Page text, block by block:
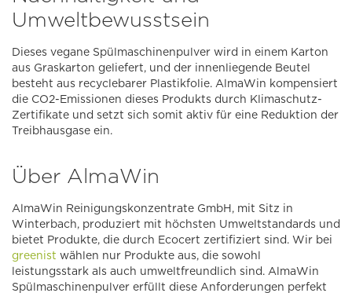
Umweltbewusstsein
Dieses vegane Spülmaschinenpulver wird in einem Karton
aus Graskarton geliefert, und der innenliegende Beutel
besteht aus recyclebarer Plastikfolie. AlmaWin kompensiert
die CO2-Emissionen dieses Produkts durch Klimaschutz-
Zertifikate und setzt sich somit aktiv für eine Reduktion der
Treibhausgase ein.
Über AlmaWin
AlmaWin Reinigungskonzentrate GmbH, mit Sitz in
Winterbach, produziert mit höchsten Umweltstandards und
bietet Produkte, die durch Ecocert zertifiziert sind. Wir bei
greenist wählen nur Produkte aus, die sowohl
leistungsstark als auch umweltfreundlich sind. AlmaWin
Spülmaschinenpulver erfüllt diese Anforderungen perfekt